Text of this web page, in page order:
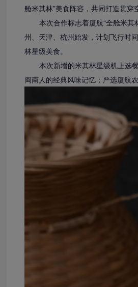
舱米其林”美食阵容，共同打造贯穿
本次合作标志着厦航“全舱米
州、天津、杭州始发，计划飞行时
林星级美食。
本次新增的米其林星级机上选
闽南人的经典风味记忆；严选厦航